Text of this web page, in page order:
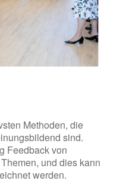
Methoden, die
sind.
Feedback von
und dies kann
werden.